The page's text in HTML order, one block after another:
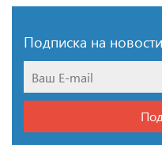
Подписка на новости